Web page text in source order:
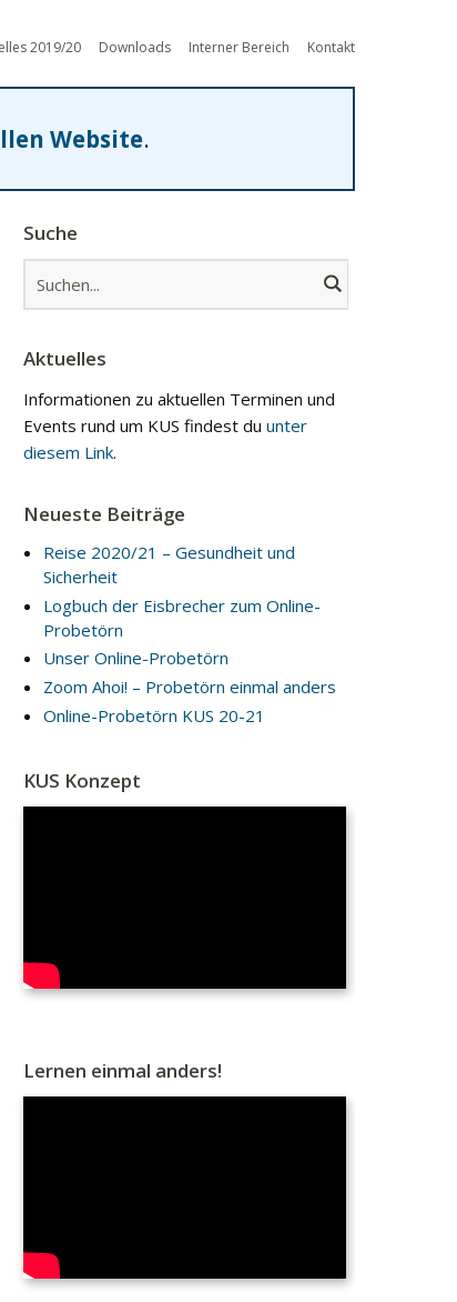
2019/20 Downloads Interner Bereich Kontakt
Website.
Suche
Aktuelles
Informationen zu aktuellen Terminen und
Events rund um KUS findest du unter
diesem Link.
Neueste Beiträge
Reise 2020/21 – Gesundheit und
Sicherheit
Logbuch der Eisbrecher zum Online-
Probetörn
Unser Online-Probetörn
Zoom Ahoi! – Probetörn einmal anders
Online-Probetörn KUS 20-21
KUS Konzept
Lernen einmal anders!